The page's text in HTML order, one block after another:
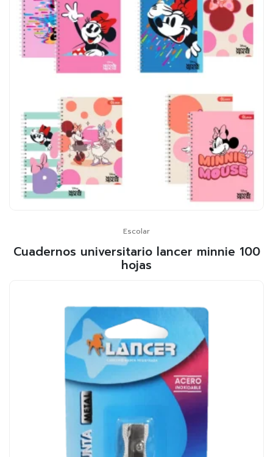
Escolar
Cuadernos universitario lancer minnie 100
hojas